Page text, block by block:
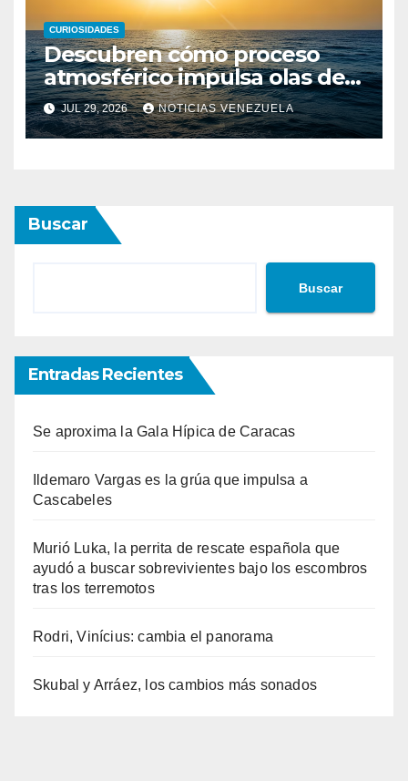
CURIOSIDADES
Descubren cómo proceso
atmosférico impulsa olas de
calor marinas extremas
JUL 29, 2026 NOTICIAS VENEZUELA
Buscar
Buscar
Entradas Recientes
Se aproxima la Gala Hípica de Caracas
Ildemaro Vargas es la grúa que impulsa a
Cascabeles
Murió Luka, la perrita de rescate española que
ayudó a buscar sobrevivientes bajo los escombros
tras los terremotos
Rodri, Vinícius: cambia el panorama
Skubal y Arráez, los cambios más sonados